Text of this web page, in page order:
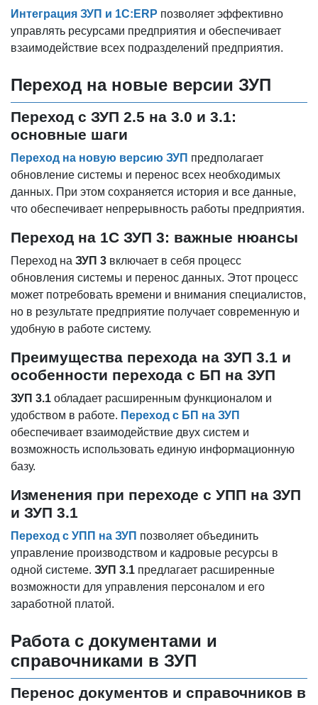
Интеграция ЗУП и 1С:ERP позволяет эффективно
управлять ресурсами предприятия и обеспечивает
взаимодействие всех подразделений предприятия.
Переход на новые версии ЗУП
Переход с ЗУП 2.5 на 3.0 и 3.1:
основные шаги
Переход на новую версию ЗУП предполагает
обновление системы и перенос всех необходимых
данных. При этом сохраняется история и все данные,
что обеспечивает непрерывность работы предприятия.
Переход на 1С ЗУП 3: важные нюансы
Переход на ЗУП 3 включает в себя процесс
обновления системы и перенос данных. Этот процесс
может потребовать времени и внимания специалистов,
но в результате предприятие получает современную и
удобную в работе систему.
Преимущества перехода на ЗУП 3.1 и
особенности перехода с БП на ЗУП
ЗУП 3.1 обладает расширенным функционалом и
удобством в работе. Переход с БП на ЗУП
обеспечивает взаимодействие двух систем и
возможность использовать единую информационную
базу.
Изменения при переходе с УПП на ЗУП
и ЗУП 3.1
Переход с УПП на ЗУП позволяет объединить
управление производством и кадровые ресурсы в
одной системе. ЗУП 3.1 предлагает расширенные
возможности для управления персоналом и его
заработной платой.
Работа с документами и
справочниками в ЗУП
Перенос документов и справочников в